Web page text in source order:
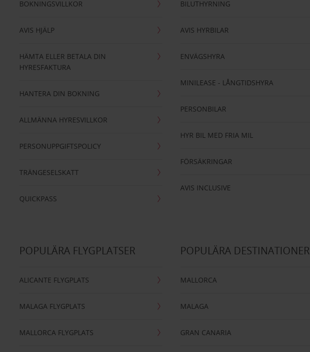
BOKNINGSVILLKOR
AVIS HJÄLP
HÄMTA ELLER BETALA DIN
HYRESFAKTURA
HANTERA DIN BOKNING
ALLMÄNNA HYRESVILLKOR
PERSONUPPGIFTSPOLICY
TRÄNGESELSKATT
QUICKPASS
BILUTHYRNING
AVIS HYRBILAR
ENVÄGSHYRA
MINILEASE - LÅNGTIDSHYRA
PERSONBILAR
HYR BIL MED FRIA MIL
FÖRSÄKRINGAR
AVIS INCLUSIVE
POPULÄRA FLYGPLATSER
ALICANTE FLYGPLATS
MALAGA FLYGPLATS
MALLORCA FLYGPLATS
POPULÄRA DESTINATIONER
MALLORCA
MALAGA
GRAN CANARIA